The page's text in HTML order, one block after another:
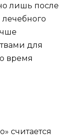
лишь после
для
время
считается